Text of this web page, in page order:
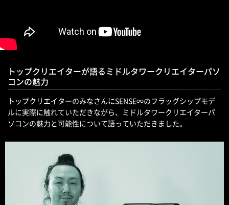
トップクリエイターが語るミドルタワークリエイターパソ
コンの魅力
トップクリエイターのみなさんにSENSE∞のフラッグシップモデ
ルに実際に触れていただきながら、ミドルタワークリエイターパ
ソコンの魅力と可能性について語っていただきました。